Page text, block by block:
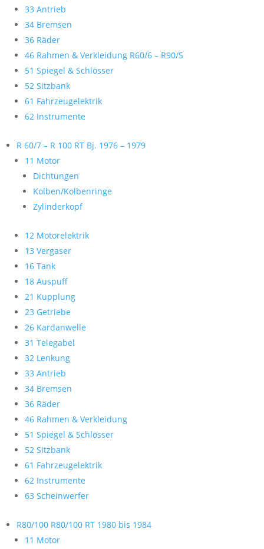
33 Antrieb
34 Bremsen
36 Räder
46 Rahmen & Verkleidung R60/6 – R90/S
51 Spiegel & Schlösser
52 Sitzbank
61 Fahrzeugelektrik
62 Instrumente
R 60/7 – R 100 RT Bj. 1976 – 1979
11 Motor
Dichtungen
Kolben/Kolbenringe
Zylinderkopf
12 Motorelektrik
13 Vergaser
16 Tank
18 Auspuff
21 Kupplung
23 Getriebe
26 Kardanwelle
31 Telegabel
32 Lenkung
33 Antrieb
34 Bremsen
36 Räder
46 Rahmen & Verkleidung
51 Spiegel & Schlösser
52 Sitzbank
61 Fahrzeugelektrik
62 Instrumente
63 Scheinwerfer
R80/100 R80/100 RT 1980 bis 1984
11 Motor